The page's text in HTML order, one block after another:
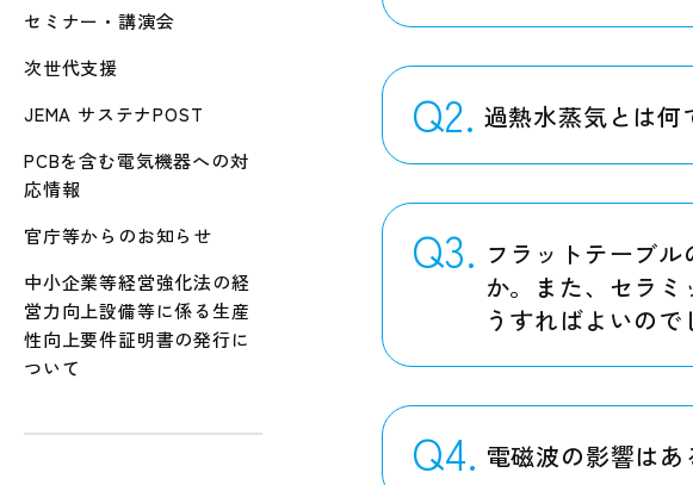
セミナー・講演会
次世代支援
JEMA サステナPOST
PCBを含む電気機器への対
応情報
官庁等からのお知らせ
中小企業等経営強化法の経
営力向上設備等に係る生産
性向上要件証明書の発行に
ついて
Q2. 過熱水蒸気とは何
Q3. フラットテーブ
か。また、セラ
うすればよいので
Q4. 電磁波の影響はあ